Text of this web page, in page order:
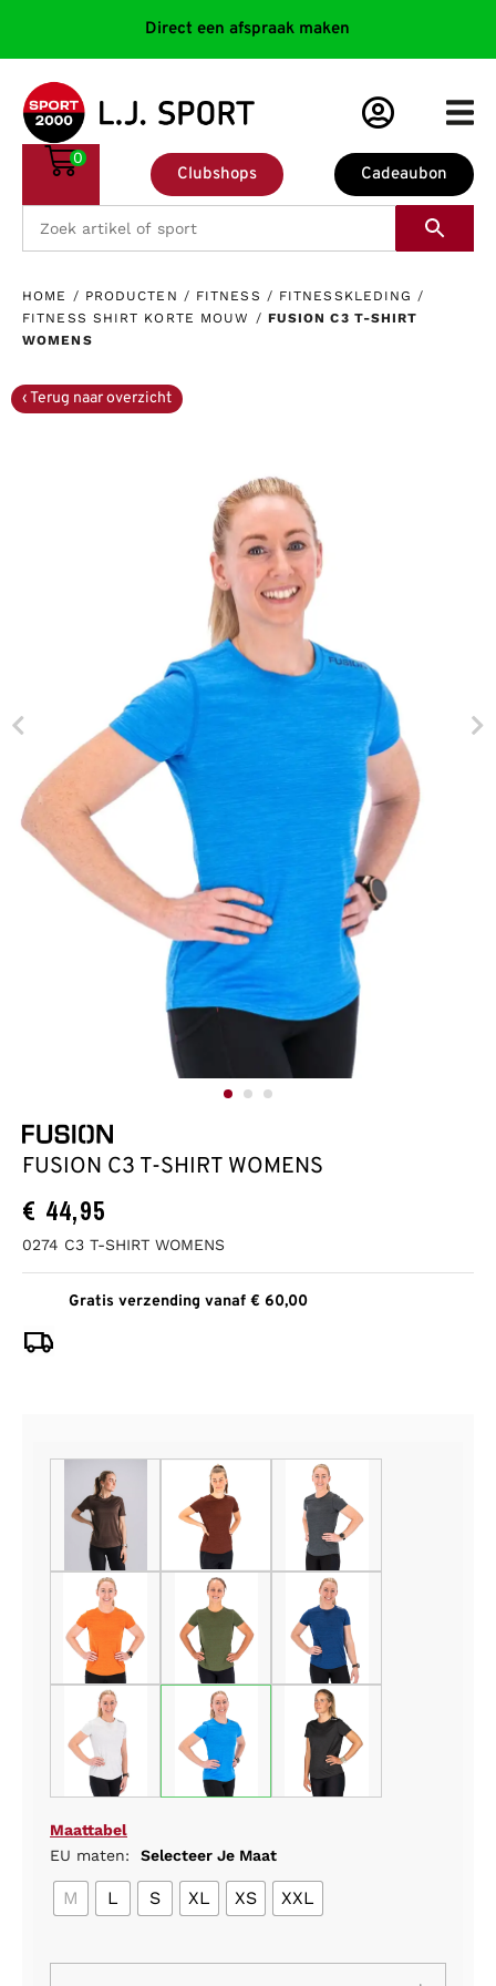
Direct een afspraak maken
Cadeaubon
Clubshops
0
HOME / PRODUCTEN / FITNESS / FITNESSKLEDING /
FITNESS SHIRT KORTE MOUW / FUSION C3 T-SHIRT
WOMENS
FUSION C3 T-SHIRT WOMENS
€ 44,95
0274 C3 T-SHIRT WOMENS
Gratis verzending vanaf € 60,00
Maattabel
EU maten:
Selecteer Je Maat
M L S XL XS XXL